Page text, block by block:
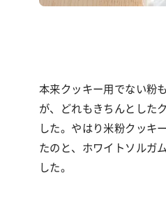
本来クッキー用でない粉
が、どれもきちんとした
した。やはり米粉クッキ
たのと、ホワイトソルガ
した。